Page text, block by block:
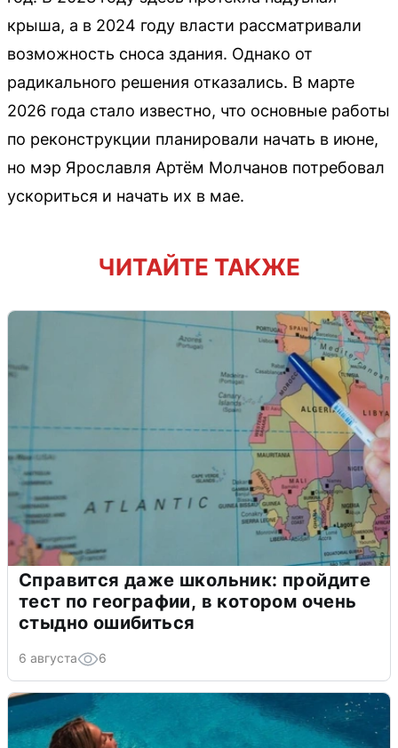
крыша, а в 2024 году власти рассматривали
возможность сноса здания. Однако от
радикального решения отказались. В марте
2026 года стало известно, что основные работы
по реконструкции планировали начать в июне,
но мэр Ярославля Артём Молчанов потребовал
ускориться и начать их в мае.
ЧИТАЙТЕ ТАКЖЕ
Справится даже школьник: пройдите
тест по географии, в котором очень
стыдно ошибиться
6 августа 6